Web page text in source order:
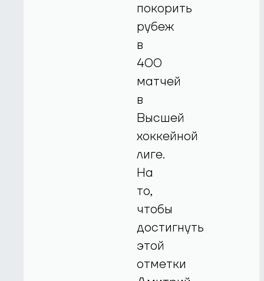
покорить
рубеж
в
400
матчей
в
Высшей
хоккейной
лиге.
На
то,
чтобы
достигнуть
этой
отметки